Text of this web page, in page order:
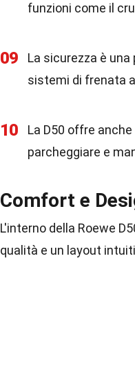
funzioni come il
09
La sicurezza è una
sistemi di frenata
10
La D50 offre
parcheggiare e
Comfort e
L'interno della Roewe
qualità e un layout